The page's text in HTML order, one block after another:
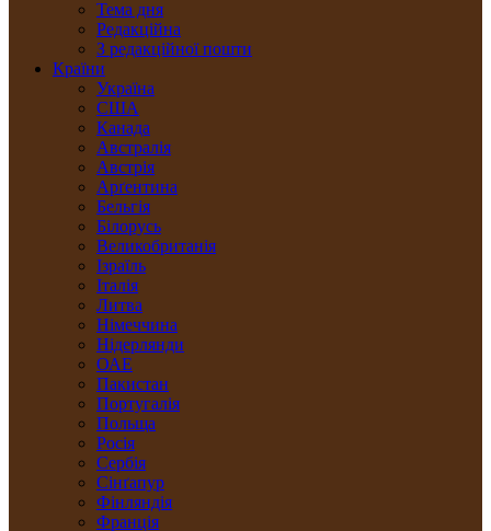
Тема дня
Редакційна
З редакційної пошти
Країни
Україна
США
Канада
Австралія
Австрія
Арґентина
Бельгія
Білорусь
Великобританія
Ізраїль
Італія
Литва
Німеччина
Нідерлянди
ОАЕ
Пакистан
Португалія
Польща
Росія
Сербія
Сінґапур
Фінляндія
Франція